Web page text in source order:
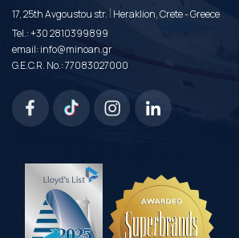
17, 25th Avgoustou str. | Heraklion, Crete - Greece
Tel.:+30 2810399899
email:info@minoan.gr
G.E.C.R. No.: 77083027000